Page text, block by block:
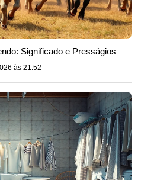
Significado e Presságios
às 21:52